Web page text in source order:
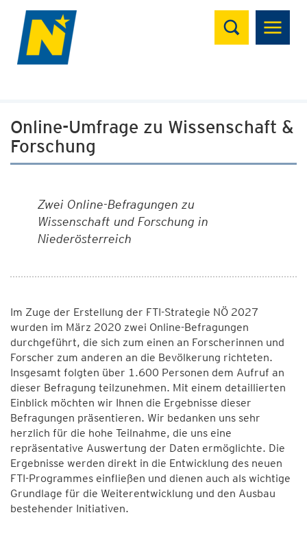
Suchen
Online-Umfrage zu Wissenschaft &
Forschung
Zwei Online-Befragungen zu
Wissenschaft und Forschung in
Niederösterreich
Im Zuge der Erstellung der FTI-Strategie NÖ 2027
wurden im März 2020 zwei Online-Befragungen
durchgeführt, die sich zum einen an Forscherinnen und
Forscher zum anderen an die Bevölkerung richteten.
Insgesamt folgten über 1.600 Personen dem Aufruf an
dieser Befragung teilzunehmen. Mit einem detaillierten
Einblick möchten wir Ihnen die Ergebnisse dieser
Befragungen präsentieren. Wir bedanken uns sehr
herzlich für die hohe Teilnahme, die uns eine
repräsentative Auswertung der Daten ermöglichte. Die
Ergebnisse werden direkt in die Entwicklung des neuen
FTI-Programmes einfließen und dienen auch als wichtige
Grundlage für die Weiterentwicklung und den Ausbau
bestehender Initiativen.